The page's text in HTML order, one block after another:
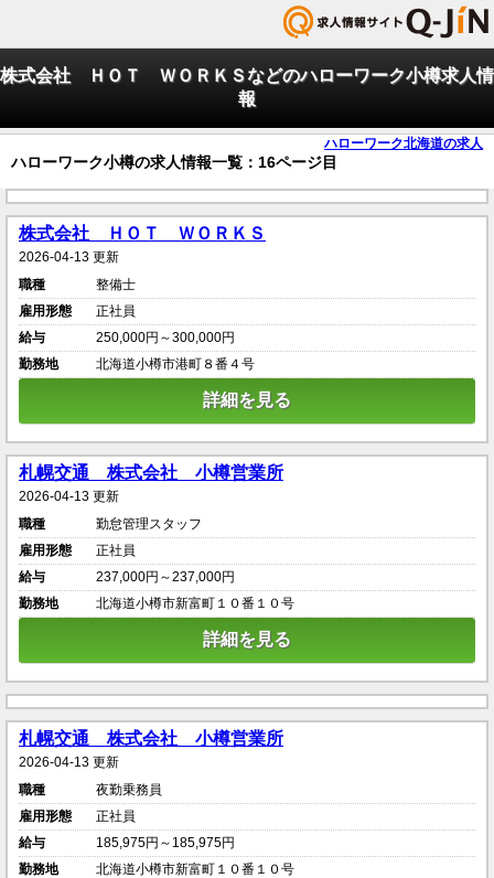
株式会社 ＨＯＴ ＷＯＲＫＳなどのハローワーク小樽求人情
報
ハローワーク北海道の求人
ハローワーク小樽の求人情報一覧：16ページ目
株式会社 ＨＯＴ ＷＯＲＫＳ
2026-04-13 更新
職種
整備士
雇用形態
正社員
給与
250,000円～300,000円
勤務地
北海道小樽市港町８番４号
詳細を見る
札幌交通 株式会社 小樽営業所
2026-04-13 更新
職種
勤怠管理スタッフ
雇用形態
正社員
給与
237,000円～237,000円
勤務地
北海道小樽市新富町１０番１０号
詳細を見る
札幌交通 株式会社 小樽営業所
2026-04-13 更新
職種
夜勤乗務員
雇用形態
正社員
給与
185,975円～185,975円
勤務地
北海道小樽市新富町１０番１０号